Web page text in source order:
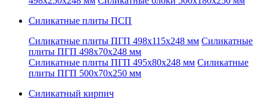
Силикатные плиты ПСП
Силикатные плиты ПГП 498x115x248 мм Силикатные
плиты ПГП 498x70x248 мм
Силикатные плиты ПГП 495x80x248 мм Силикатные
плиты ПГП 500x70x250 мм
Силикатный кирпич